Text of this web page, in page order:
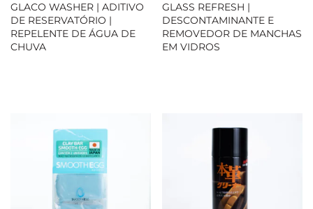
GLACO WASHER | ADITIVO
DE RESERVATÓRIO |
REPELENTE DE ÁGUA DE
CHUVA
GLASS REFRESH |
DESCONTAMINANTE E
REMOVEDOR DE MANCHAS
EM VIDROS